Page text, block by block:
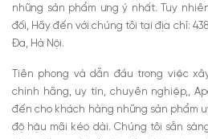
những sản phẩm ưng ý nhất. Tuy
đối, Hãy đến với chúng tôi tại địa chỉ:
Đa, Hà Nội.
Tiên phong và dẫn đầu trong việc
chính hãng, uy tín, chuyên nghiệp,,
đến cho khách hàng những sản phẩm
độ hậu mãi kéo dài. Chúng tôi sẵn